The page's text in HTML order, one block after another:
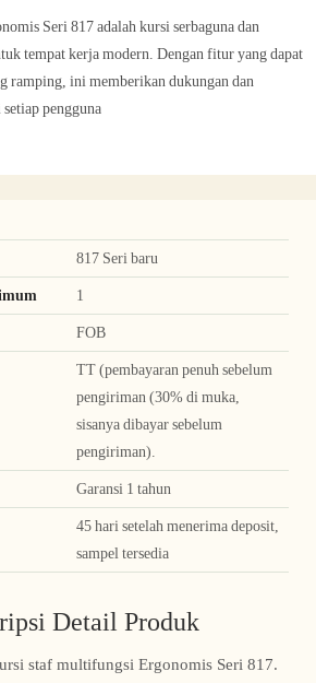
Seri 817 adalah kursi serbaguna dan
tempat kerja modern. Dengan fitur yang dapat
ramping, ini memberikan dukungan dan
pengguna
817 Seri baru
1
FOB
TT (pembayaran penuh sebelum
pengiriman (30% di muka,
sisanya dibayar sebelum
pengiriman).
Garansi 1 tahun
45 hari setelah menerima deposit,
sampel tersedia
Detail Produk
staf multifungsi Ergonomis Seri 817.